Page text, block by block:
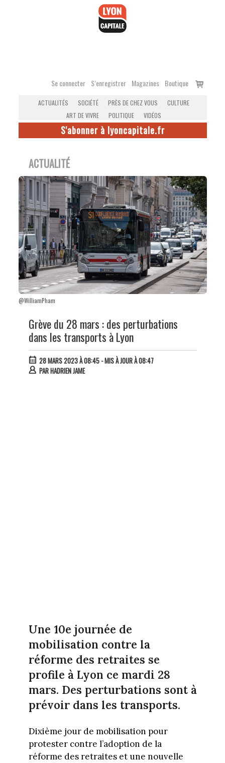
Se connecter S’enregistrer Magazines Boutique
Voir
ACTUALITÉS SOCIÉTÉ PRÈS DE CHEZ VOUS
CULTURE
ART DE VIVRE
POLITIQUE VIDÉOS
S'abonner à lyoncapitale.fr
ACTUALITÉ
@WilliamPham
Grève du 28 mars : des perturbations
dans les transports à Lyon
28 MARS 2023 À 08:45- MIS À JOUR À 08:47
PARHADRIEN JAME
Une 10e journée de
mobilisation contre la
réforme des retraites se
profile à Lyon ce mardi 28
mars. Des perturbations sont à
prévoir dans les transports.
Dixième jour de mobilisation pour
protester contre l’adoption de la
réforme des retraites et une nouvelle